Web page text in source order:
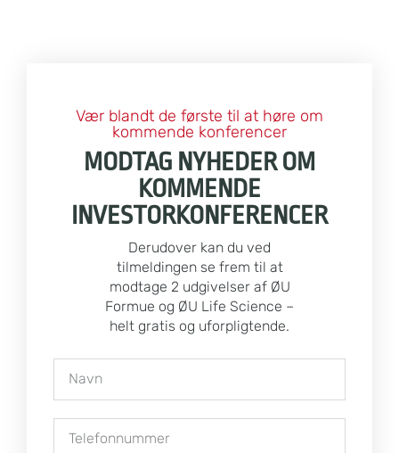
Vær blandt de første til at høre om
kommende konferencer
MODTAG NYHEDER OM
KOMMENDE
INVESTORKONFERENCER
Derudover kan du ved
tilmeldingen se frem til at
modtage 2 udgivelser af ØU
Formue og ØU Life Science –
helt gratis og uforpligtende.